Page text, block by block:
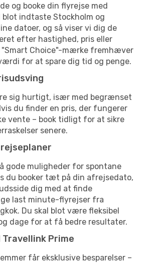
og booke din flyrejse med
blot indtaste Stockholm og
datoer, og så viser vi dig de
efter hastighed, pris eller
"Smart Choice"-mærke fremhæver
for at spare dig tid og penge.
sig hurtigt, især med begrænset
du finder en pris, der fungerer
vente – book tidligt for at sikre
senere.
gode muligheder for spontane
du booker tæt på din afrejsedato,
dig med at finde
last minute-flyrejser fra
Du skal blot være fleksibel
dage for at få bedre resultater.
Travellink Prime
får eksklusive besparelser –